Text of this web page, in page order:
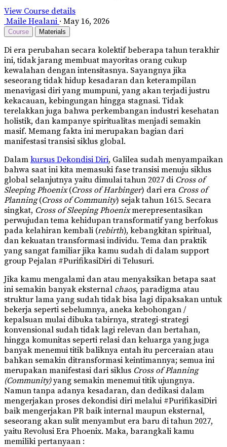
View Course details
Maile Healani · May 16, 2026
Course Materials
Di era perubahan secara kolektif beberapa tahun terakhir
ini, tidak jarang membuat mayoritas orang cukup
kewalahan dengan intensitasnya. Sayangnya jika
seseorang tidak hidup kesadaran dan keterampilan
menavigasi diri yang mumpuni, yang akan terjadi justru
kekacauan, kebingungan hingga stagnasi. Tidak
terelakkan juga bahwa perkembangan industri kesehatan
holistik, dan kampanye spiritualitas menjadi semakin
masif. Memang fakta ini merupakan bagian dari
manifestasi transisi siklus global.
Dalam kursus Dekondisi Diri, Galilea sudah menyampaikan
bahwa saat ini kita memasuki fase transisi menuju siklus
global selanjutnya yaitu dimulai tahun 2027 di Cross of
Sleeping Phoenix(Cross of Harbinger) dari era Cross of
Planning(Cross of Community) sejak tahun 1615. Secara
singkat, Cross of Sleeping Phoenixmerepresentasikan
perwujudan tema kehidupan transformatif yang berfokus
pada kelahiran kembali (rebirth), kebangkitan spiritual,
dan kekuatan transformasi individu. Tema dan praktik
yang sangat familiar jika kamu sudah di dalam support
group Pejalan #PurifikasiDiri di Telusuri.
Jika kamu mengalami dan atau menyaksikan betapa saat
ini semakin banyak eksternal chaos, paradigma atau
struktur lama yang sudah tidak bisa lagi dipaksakan untuk
bekerja seperti sebelumnya, aneka kebohongan /
kepalsuan mulai dibuka tabirnya, strategi-strategi
konvensional sudah tidak lagi relevan dan bertahan,
hingga komunitas seperti relasi dan keluarga yang juga
banyak menemui titik baliknya entah itu perceraian atau
bahkan semakin ditransformasi keintimannya; semua ini
merupakan manifestasi dari siklus Cross of Planning
(Community)yang semakin menemui titik ujungnya.
Namun tanpa adanya kesadaran, dan dedikasi dalam
mengerjakan proses dekondisi diri melalui #PurifikasiDiri
baik mengerjakan PR baik internal maupun eksternal,
seseorang akan sulit menyambut era baru di tahun 2027,
yaitu Revolusi Era Phoenix. Maka, barangkali kamu
memiliki pertanyaan :